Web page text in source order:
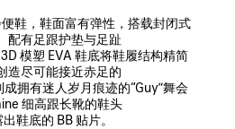
鞋，鞋面富有弹性，搭载封闭式
配有足跟护垫与足趾
模塑 EVA 鞋底将鞋履结构精简
造尽可能接近赤足的
拥有迷人岁月痕迹的“Guy”舞会
细高跟长靴的鞋头
出鞋底的 BB 贴片。